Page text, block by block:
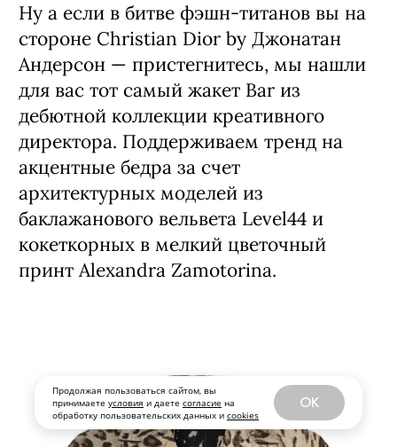
Продолжая пользоваться сайтом, вы
принимаете условия и даете согласие на
обработку пользовательских данных и cookies
OK
Ну а если в битве фэшн-титанов вы на
стороне Christian Dior by Джонатан
Андерсон — пристегнитесь, мы нашли
для вас тот самый жакет Bar из
дебютной коллекции креативного
директора. Поддерживаем тренд на
акцентные бедра за счет
архитектурных моделей из
баклажанового вельвета Level44 и
кокеткорных в мелкий цветочный
принт Alexandra Zamotorina.